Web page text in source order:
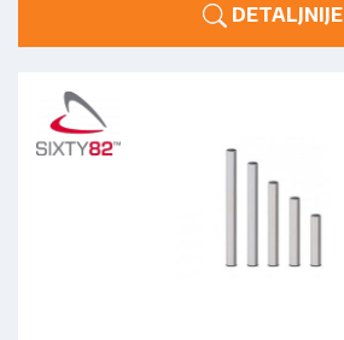
DETALJNIJE